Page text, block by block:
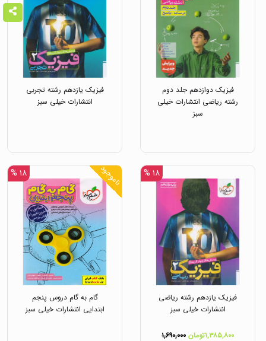
فیزیک دوازدهم جلد دوم
رشته ریاضی انتشارات خیلی
سبز
فیزیک یازدهم رشته تجربی
انتشارات خیلی سبز
۱۸ %
فیزیک یازدهم رشته ریاضی
انتشارات خیلی سبز
۱,۳۸۵,۸۰۰تومان ۱,۶۹۰,۰۰۰
ناموجود ۱۸ %
گام به گام دروس پنجم
ابتدایی انتشارات خیلی سبز